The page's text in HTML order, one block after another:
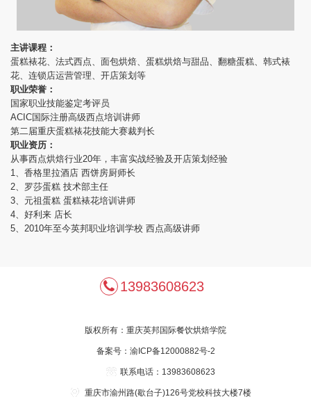
主讲课程：
蛋糕裱花、法式西点、面包烘焙、蛋糕烘焙与甜品、翻糖蛋糕、韩式裱
花、连锁店运营管理、开店策划等
职业荣誉：
国家职业技能鉴定考评员
ACIC国际注册高级西点培训讲师
第二届重庆蛋糕裱花技能大赛裁判长
职业资历：
从事西点烘焙行业20年，丰富实战经验及开店策划经验
1、香格里拉酒店 西饼房厨师长
2、罗莎蛋糕 技术部主任
3、元祖蛋糕 蛋糕裱花培训讲师
4、好利来 店长
5、2010年至今英邦职业培训学校 西点高级讲师
13983608623
版权所有： 重庆英邦国际餐饮烘焙学院
备案号： 渝ICP备12000882号-2
联系电话：13983608623
重庆市渝州路(歇台子)126号党校科技大楼7楼